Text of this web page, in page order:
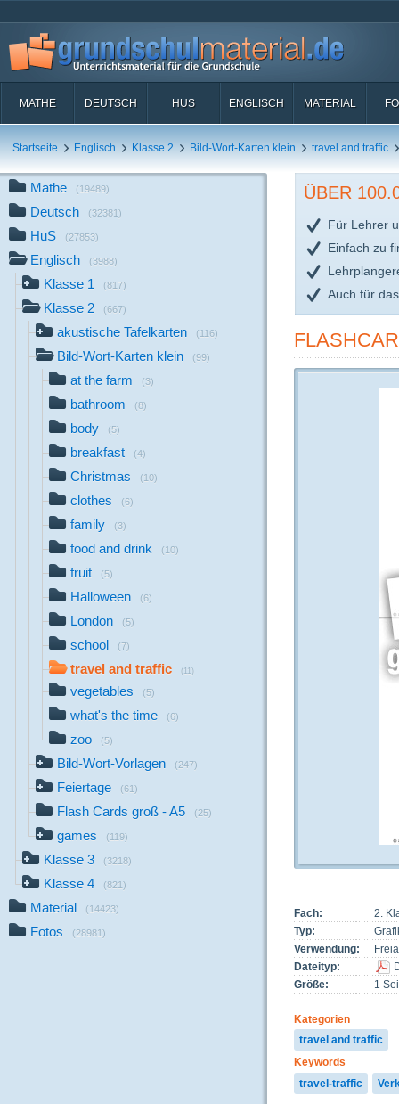
MATHE DEUTSCH HUS ENGLISCH MATERIAL
Startseite Englisch Klasse 2 Bild-Wort-Karten klein travel and traffic
Mathe (19489)
Deutsch (32381)
HuS (27853)
Englisch (3988)
Klasse 1 (817)
Klasse 2 (667)
akustische Tafelkarten (116)
Bild-Wort-Karten klein (99)
at the farm (3)
bathroom (8)
body (5)
breakfast (4)
Christmas (10)
clothes (6)
family (3)
food and drink (10)
fruit (5)
Halloween (6)
London (5)
school (7)
travel and traffic (11)
vegetables (5)
what's the time (6)
zoo (5)
Bild-Wort-Vorlagen (247)
Feiertage (61)
Flash Cards groß - A5 (25)
games (119)
Klasse 3 (3218)
Klasse 4 (821)
Material (14423)
Fotos (28981)
ÜBER
Für Lehrer
Einfach zu
Auch für
Fach:
2.
Typ:
Verwendung:
Dateityp:
Größe:
1
Kategorien
travel and traffic
Keywords
travel-traffic